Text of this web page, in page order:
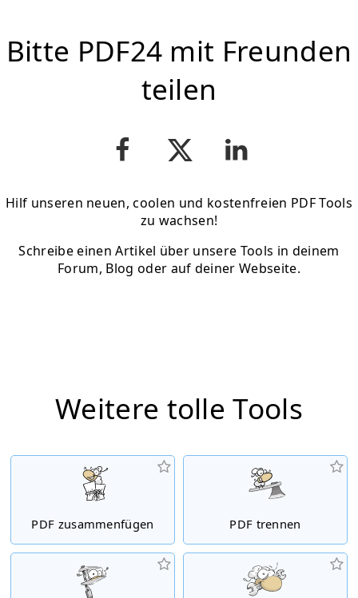
Bitte PDF24 mit Freunden
teilen
Hilf unseren neuen, coolen und kostenfreien PDF Tools
zu wachsen!
Schreibe einen Artikel über unsere Tools in deinem
Forum, Blog oder auf deiner Webseite.
Weitere tolle Tools
PDF zusammenfügen PDF trennen